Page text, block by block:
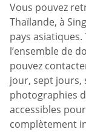
Vous pouvez
Thaïlande, à
pays
l’ensemble de
pouvez
jour, sept jours,
photographies
accessibles
complètement